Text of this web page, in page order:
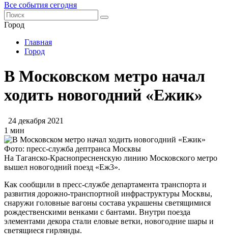
Все события сегодня
Город
Главная
Город
В Московском метро начал
ходить новогодний «Ежик»
24 декабря 2021
1 мин
Фото: пресс-служба дептранса Москвы
На Таганско-Краснопресненскую линию Московского метро
вышел новогодний поезд «Еж3».
Как сообщили в пресс-службе департамента транспорта и
развития дорожно-транспортной инфраструктуры Москвы,
снаружи головные вагоны состава украшены светящимися
рождественскими венками с бантами. Внутри поезда
элементами декора стали еловые ветки, новогодние шары и
светящиеся гирлянды.